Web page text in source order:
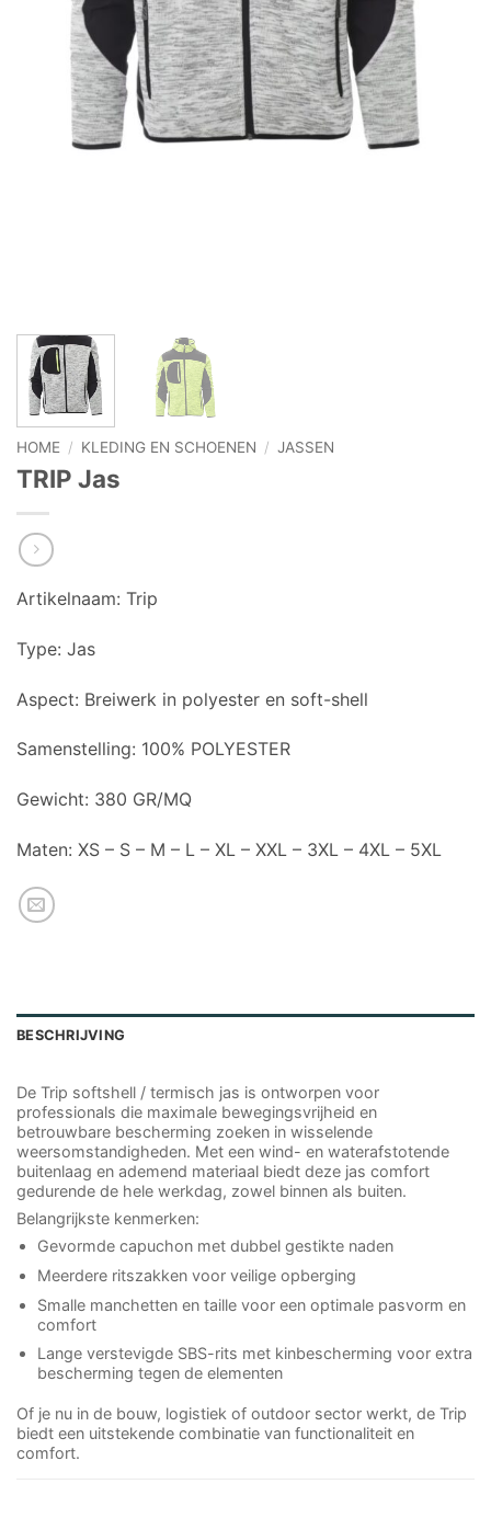
HOME / KLEDING EN SCHOENEN / JASSEN
TRIP Jas
Artikelnaam: Trip
Type: Jas
Aspect: Breiwerk in polyester en soft-shell
Samenstelling: 100% POLYESTER
Gewicht: 380 GR/MQ
Maten: XS – S – M – L – XL – XXL – 3XL – 4XL – 5XL
BESCHRIJVING
De Trip softshell / termisch jas is ontworpen voor
professionals die maximale bewegingsvrijheid en
betrouwbare bescherming zoeken in wisselende
weersomstandigheden. Met een wind- en waterafstotende
buitenlaag en ademend materiaal biedt deze jas comfort
gedurende de hele werkdag, zowel binnen als buiten.
Belangrijkste kenmerken:
Gevormde capuchon met dubbel gestikte naden
Meerdere ritszakken voor veilige opberging
Smalle manchetten en taille voor een optimale pasvorm en
comfort
Lange verstevigde SBS-rits met kinbescherming voor extra
bescherming tegen de elementen
Of je nu in de bouw, logistiek of outdoor sector werkt, de Trip
biedt een uitstekende combinatie van functionaliteit en
comfort.